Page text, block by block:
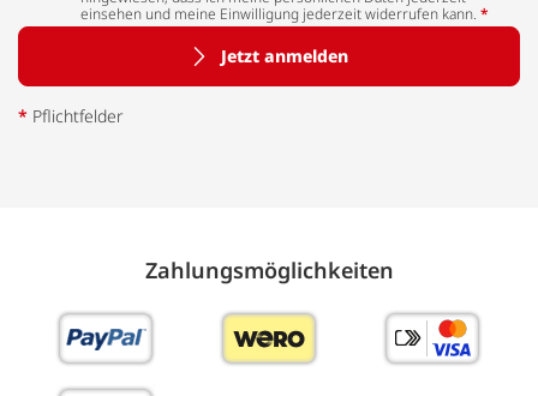
einsehen und meine Einwilligung jederzeit widerrufen kann. *
Jetzt anmelden
* Pflichtfelder
Zahlungs­möglich­keiten